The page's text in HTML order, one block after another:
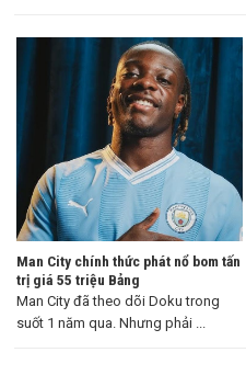
Man City chính thức phát nổ bom tấn
trị giá 55 triệu Bảng
Man City đã theo dõi Doku trong
suốt 1 năm qua. Nhưng phải ...